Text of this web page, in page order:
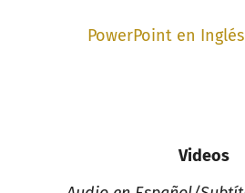
PowerPoint en
Videos